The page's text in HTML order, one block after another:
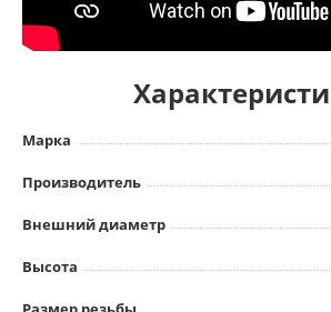
Марка
Производитель
Внешний диаметр
Высота